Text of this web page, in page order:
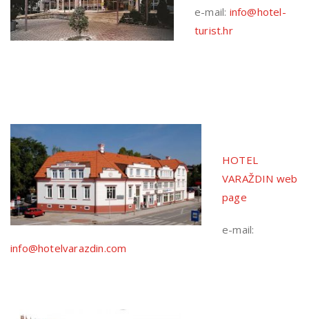
e-mail: info@hotel-
turist.hr
HOTEL
VARAŽDIN web
page
e-mail:
info@hotelvarazdin.com